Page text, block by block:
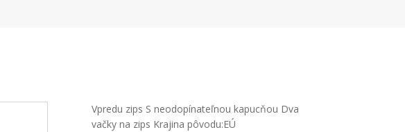
Vpredu zips S neodopínateľnou kapucňou Dva
vačky na zips Krajina pôvodu:EÚ